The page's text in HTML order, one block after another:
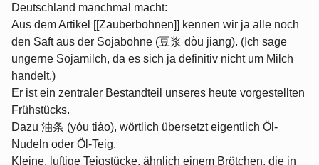
Deutschland manchmal macht:
Aus dem Artikel [[Zauberbohnen]] kennen wir ja alle noch
den Saft aus der Sojabohne (豆浆 dòu jiāng). (Ich sage
ungerne Sojamilch, da es sich ja definitiv nicht um Milch
handelt.)
Er ist ein zentraler Bestandteil unseres heute vorgestellten
Frühstücks.
Dazu 油条 (yóu tiáo), wörtlich übersetzt eigentlich Öl-
Nudeln oder Öl-Teig.
Kleine, luftige Teigstücke, ähnlich einem Brötchen, die in